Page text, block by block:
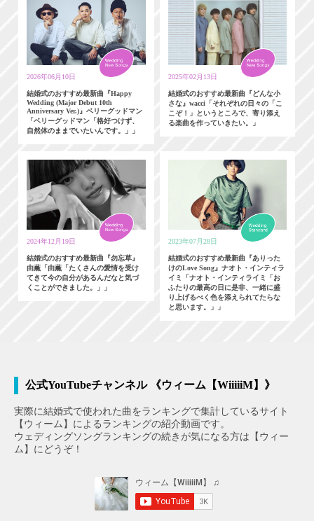
2026年06月10日
結婚式のおすすめ最新曲『Happy
Wedding (Major Debut 10th
Anniversary Ver.)』ベリーグッドマン
「ベリーグッドマン「格好つけず、
自然体のままでいたいんです。」」
2025年02月13日
結婚式のおすすめ最新曲『どんな小
さな』wacci「それぞれの日々の「こ
こぞ！」というところで、寄り添え
る楽曲を作っていきたい。」
2024年12月19日
結婚式のおすすめ最新曲『勿忘草』
由薫「由薫「たくさんの愛情を受け
てきて今の自分があるんだなと気づ
くことができました。」」
2023年07月28日
結婚式のおすすめ最新曲『ありった
けのLove Song』ナオト・インティラ
イミ「ナオト・インティライミ「お
ふたりの最高の日に是非、一緒に盛
り上げるべく色を添えられてたらな
と思います。」」
公式YouTubeチャンネル 《ウィーム【WiiiiiM】》
実際に結婚式で使われた曲をランキングで集計しているサイト
【ウィーム】によるランキングの紹介動画です。
ウェディングソングランキングの続きが気になる方は【ウィー
ム】にどうぞ！